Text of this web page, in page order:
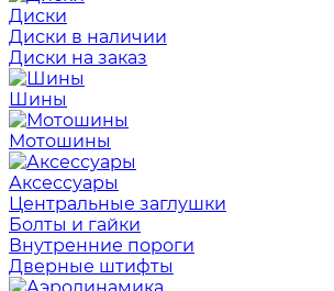
Диски
Диски в наличии
Диски на заказ
Шины
Мотошины
Аксессуары
Центральные заглушки
Болты и гайки
Внутренние пороги
Дверные штифты